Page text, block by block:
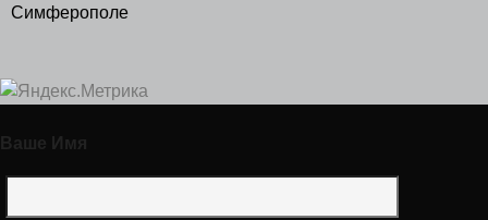
Симферополе
Ваше Имя